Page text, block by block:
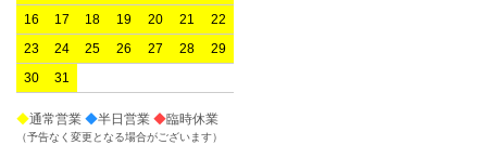
16
17 18 19 20 21
22
23
24 25 26 27 28
29
30
31
◆通常営業 ◆半日営業 ◆臨時休業
（予告なく変更となる場合がございます）